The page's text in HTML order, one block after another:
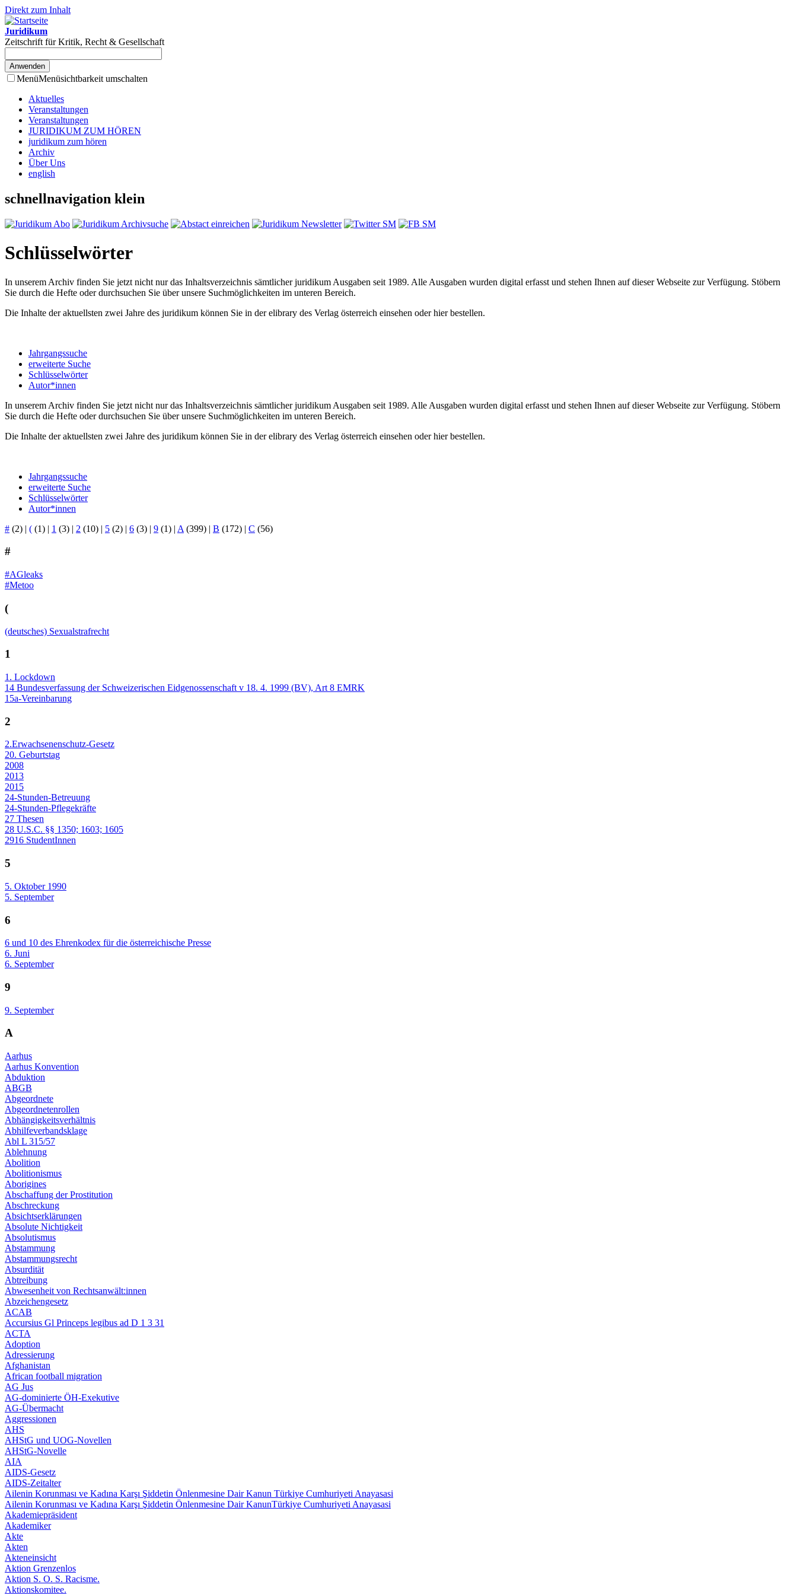
Direkt zum Inhalt
Juridikum
Zeitschrift für Kritik, Recht & Gesellschaft
MenüMenüsichtbarkeit umschalten
Aktuelles
Veranstaltungen
Veranstaltungen
JURIDIKUM ZUM HÖREN
juridikum zum hören
Archiv
Über Uns
english
schnellnavigation klein
Schlüsselwörter
In unserem Archiv finden Sie jetzt nicht nur das Inhaltsverzeichnis sämtlicher juridikum Ausgaben seit 1989. Alle Ausgaben wurden digital erfasst und stehen Ihnen auf dieser Webseite zur Verfügung. Stöbern
Sie durch die Hefte oder durchsuchen Sie über unsere Suchmöglichkeiten im unteren Bereich.
Die Inhalte der aktuellsten zwei Jahre des juridikum können Sie in der elibrary des Verlag österreich einsehen oder hier bestellen.
Jahrgangssuche
erweiterte Suche
Schlüsselwörter
Autor*innen
In unserem Archiv finden Sie jetzt nicht nur das Inhaltsverzeichnis sämtlicher juridikum Ausgaben seit 1989. Alle Ausgaben wurden digital erfasst und stehen Ihnen auf dieser Webseite zur Verfügung. Stöbern
Sie durch die Hefte oder durchsuchen Sie über unsere Suchmöglichkeiten im unteren Bereich.
Die Inhalte der aktuellsten zwei Jahre des juridikum können Sie in der elibrary des Verlag österreich einsehen oder hier bestellen.
Jahrgangssuche
erweiterte Suche
Schlüsselwörter
Autor*innen
# (2) | ( (1) | 1 (3) | 2 (10) | 5 (2) | 6 (3) | 9 (1) | A (399) | B (172) | C (56)
#
#AGleaks
#Metoo
(
(deutsches) Sexualstrafrecht
1
1. Lockdown
14 Bundesverfassung der Schweizerischen Eidgenossenschaft v 18. 4. 1999 (BV), Art 8 EMRK
15a-Vereinbarung
2
2.Erwachsenenschutz-Gesetz
20. Geburtstag
2008
2013
2015
24-Stunden-Betreuung
24-Stunden-Pflegekräfte
27 Thesen
28 U.S.C. §§ 1350; 1603; 1605
2916 StudentInnen
5
5. Oktober 1990
5. September
6
6 und 10 des Ehrenkodex für die österreichische Presse
6. Juni
6. September
9
9. September
A
Aarhus
Aarhus Konvention
Abduktion
ABGB
Abgeordnete
Abgeordnetenrollen
Abhängigkeitsverhältnis
Abhilfeverbandsklage
Abl L 315/57
Ablehnung
Abolition
Abolitionismus
Aborigines
Abschaffung der Prostitution
Abschreckung
Absichtserklärungen
Absolute Nichtigkeit
Absolutismus
Abstammung
Abstammungsrecht
Absurdität
Abtreibung
Abwesenheit von Rechtsanwält:innen
Abzeichengesetz
ACAB
Accursius Gl Princeps legibus ad D 1 3 31
ACTA
Adoption
Adressierung
Afghanistan
African football migration
AG Jus
AG-dominierte ÖH-Exekutive
AG-Übermacht
Aggressionen
AHS
AHStG und UOG-Novellen
AHStG-Novelle
AIA
AIDS-Gesetz
AIDS-Zeitalter
Ailenin Korunması ve Kadına Karşı Şiddetin Önlenmesine Dair Kanun Türkiye Cumhuriyeti Anayasasi
Ailenin Korunması ve Kadına Karşı Şiddetin Önlenmesine Dair KanunTürkiye Cumhuriyeti Anayasasi
Akademiepräsident
Akademiker
Akte
Akten
Akteneinsicht
Aktion Grenzenlos
Aktion S. O. S. Racisme.
Aktionskomitee.